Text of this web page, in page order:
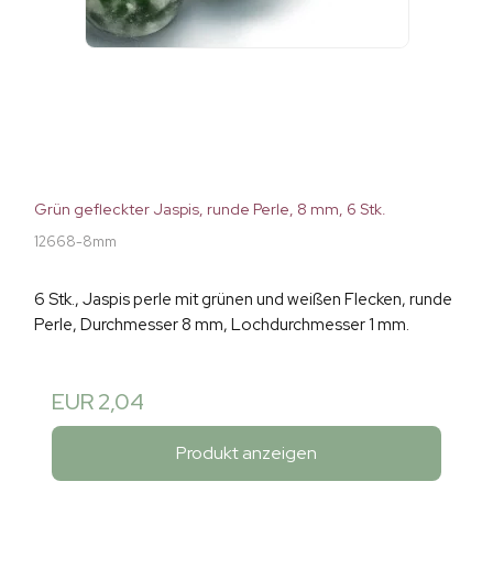
Grün gefleckter Jaspis, runde Perle, 8 mm, 6 Stk.
12668-8mm
6 Stk., Jaspis perle mit grünen und weißen Flecken, runde
Perle, Durchmesser 8 mm, Lochdurchmesser 1 mm.
EUR 2,04
Produkt anzeigen